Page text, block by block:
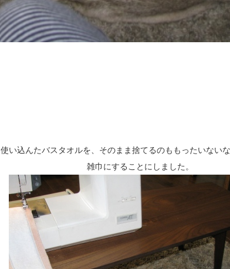
使い込んたバスタオルを、そのまま捨てるのももったいないな
雑巾にすることにしました。